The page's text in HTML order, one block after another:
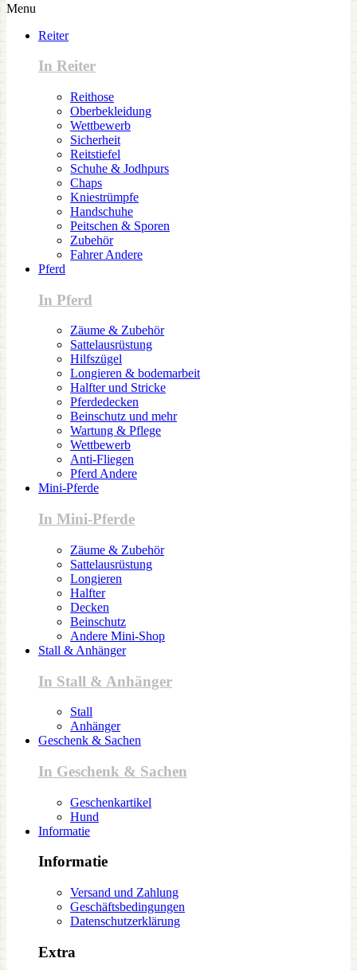
Menu
Reiter
In Reiter
Reithose
Oberbekleidung
Wettbewerb
Sicherheit
Reitstiefel
Schuhe & Jodhpurs
Chaps
Kniestrümpfe
Handschuhe
Peitschen & Sporen
Zubehör
Fahrer Andere
Pferd
In Pferd
Zäume & Zubehör
Sattelausrüstung
Hilfszügel
Longieren & bodemarbeit
Halfter und Stricke
Pferdedecken
Beinschutz und mehr
Wartung & Pflege
Wettbewerb
Anti-Fliegen
Pferd Andere
Mini-Pferde
In Mini-Pferde
Zäume & Zubehör
Sattelausrüstung
Longieren
Halfter
Decken
Beinschutz
Andere Mini-Shop
Stall & Anhänger
In Stall & Anhänger
Stall
Anhänger
Geschenk & Sachen
In Geschenk & Sachen
Geschenkartikel
Hund
Informatie
Informatie
Versand und Zahlung
Geschäftsbedingungen
Datenschutzerklärung
Extra